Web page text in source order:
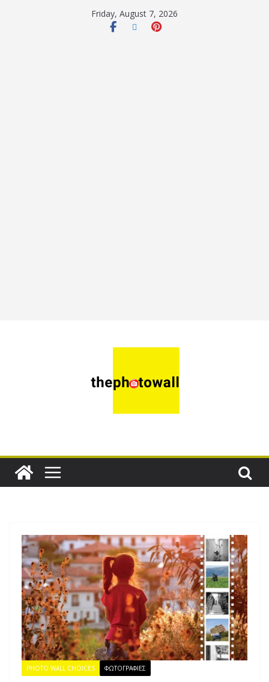
Friday, August 7, 2026
PHOTO WALL CHOICES ΦΩΤΟΓΡΑΦΙΕΣ